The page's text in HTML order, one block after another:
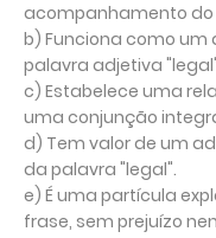
acompanhamento
b) Funciona como
palavra adjetiva
c) Estabelece uma
uma conjunção
d) Tem valor de um
da palavra "legal".
e) É uma partícula
frase, sem prejuízo